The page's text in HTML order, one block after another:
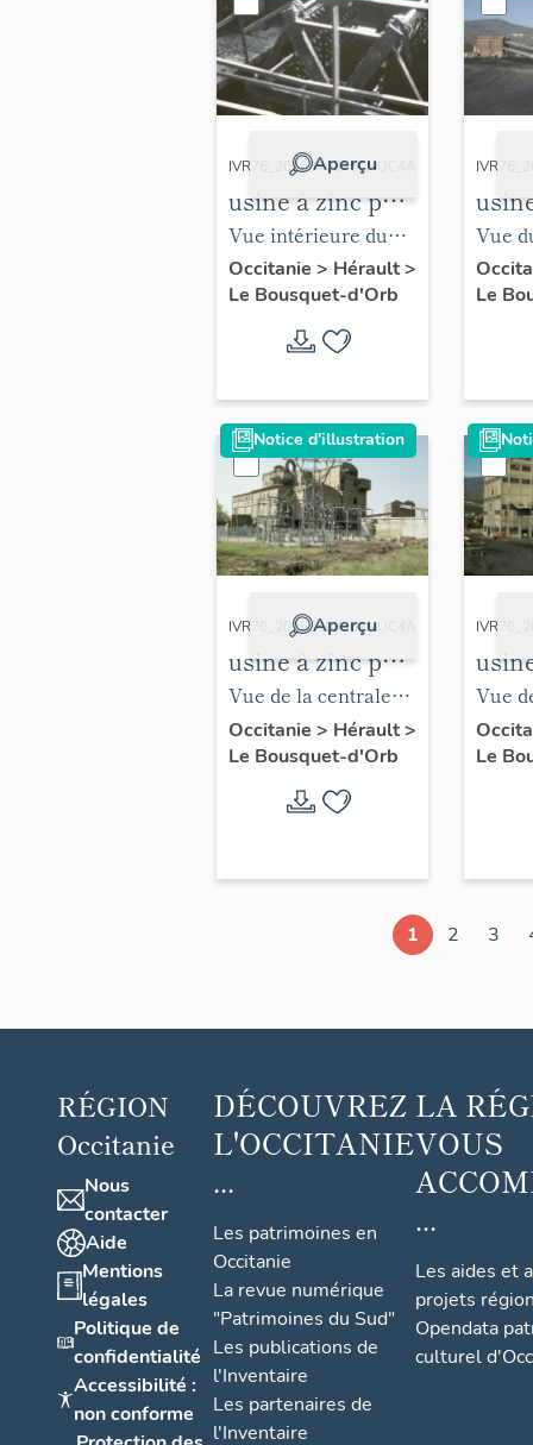
Aperçu
IVR76_20163403756NUC4A
usine à zinc puis
carreau Debay
Vue intérieure du
lavoir, 1991.
Occitanie > Hérault>
Le Bousquet-d'Orb
Vue
lavoir
1989.
Le
Notice d'illustration
Aperçu
IVR76_20163403761NUC4A
usine à zinc puis
carreau Debay
Vue de la centrale
thermique depuis le
nord-est, 1989.
Occitanie > Hérault>
Le Bousquet-d'Orb
Vue
sud-
Le
1 2 3
RÉGION
Occitanie
Nous
contacter
Aide
Mentions
légales
Politique de
confidentialité
Accessibilité :
non conforme
DÉCOUVREZ
L'OCCITANIE
...
Les patrimoines en
Occitanie
La revue numérique
"Patrimoines du Sud"
Les publications de
l'Inventaire
Les partenaires de
l'Inventaire
LA
VOUS
...
Les aides et
projets
Opendata
culturel